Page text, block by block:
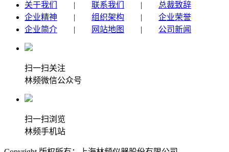
关于我们
| 联系我们 | 总裁致辞
企业精神 | 组织架构 | 企业荣誉
企业简介 | 网站地图 | 公司新闻
扫一扫关注
林频微信公众号
扫一扫浏览
林频手机站